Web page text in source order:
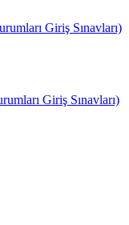
Giriş Sınavları)
Giriş Sınavları)